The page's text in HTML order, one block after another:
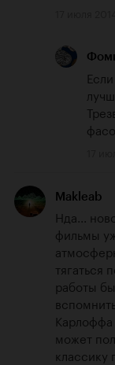
Makleab
Нда...
фильмы
тягаться
работы
может
классику